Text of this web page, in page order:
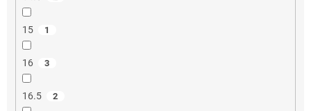
15 1
16 3
16.5 2